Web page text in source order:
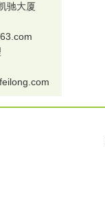
驰大厦